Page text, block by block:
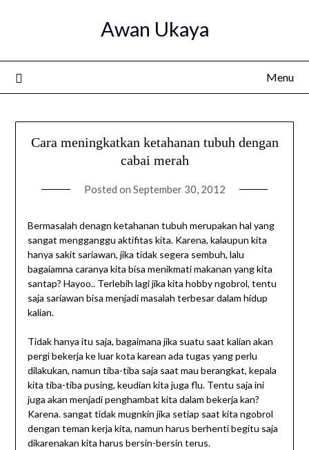
Awan Ukaya
Menu
Cara meningkatkan ketahanan tubuh dengan
cabai merah
Posted on September 30, 2012
Bermasalah denagn ketahanan tubuh merupakan hal yang
sangat mengganggu aktifitas kita. Karena, kalaupun kita
hanya sakit sariawan, jika tidak segera sembuh, lalu
bagaiamna caranya kita bisa menikmati makanan yang kita
santap? Hayoo.. Terlebih lagi jika kita hobby ngobrol, tentu
saja sariawan bisa menjadi masalah terbesar dalam hidup
kalian.
Tidak hanya itu saja, bagaimana jika suatu saat kalian akan
pergi bekerja ke luar kota karean ada tugas yang perlu
dilakukan, namun tiba-tiba saja saat mau berangkat, kepala
kita tiba-tiba pusing, keudian kita juga flu. Tentu saja ini
juga akan menjadi penghambat kita dalam bekerja kan?
Karena. sangat tidak mugnkin jika setiap saat kita ngobrol
dengan teman kerja kita, namun harus berhenti begitu saja
dikarenakan kita harus bersin-bersin terus.